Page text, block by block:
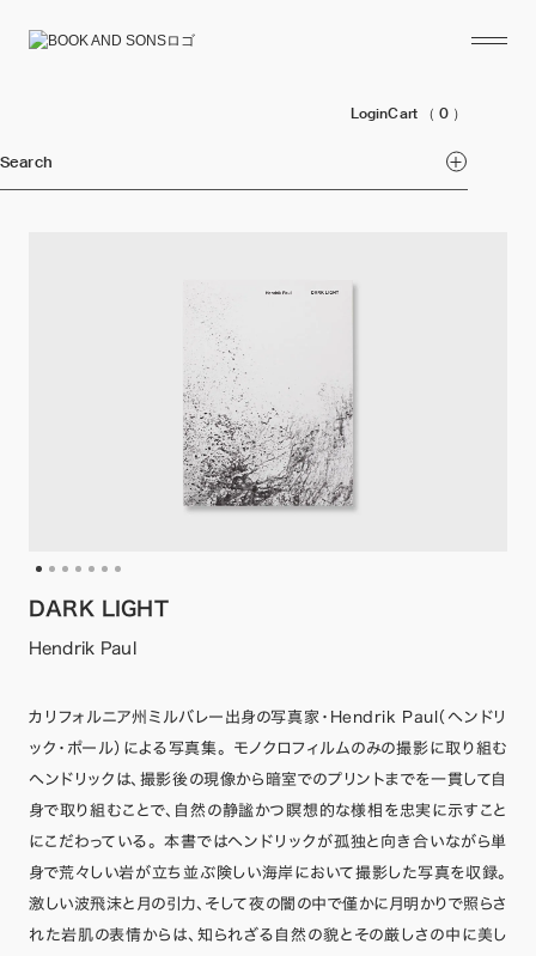
LoginCart （ 0 ）
Search
DARK LIGHT
Hendrik Paul
カリフォルニア州ミルバレー出身の写真家・Hendrik Paul（ヘンドリ
ック・ポール）による写真集。 モノクロフィルムのみの撮影に取り組む
ヘンドリックは、撮影後の現像から暗室でのプリントまでを一貫して自
身で取り組むことで、自然の静謐かつ瞑想的な様相を忠実に示すこと
にこだわっている。 本書ではヘンドリックが孤独と向き合いながら単
身で荒々しい岩が立ち並ぶ険しい海岸において撮影した写真を収録。
激しい波飛沫と月の引力、そして夜の闇の中で僅かに月明かりで照らさ
れた岩肌の表情からは、知られざる自然の貌とその厳しさの中に美し